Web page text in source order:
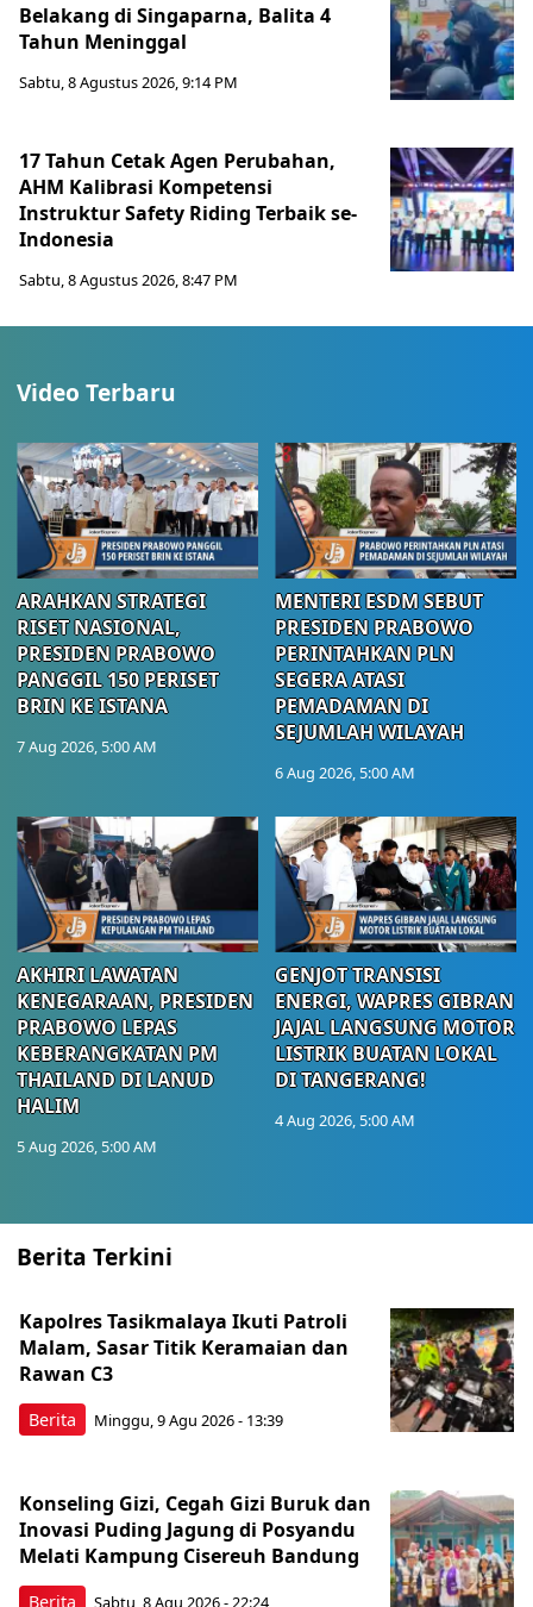
Belakang di Singaparna, Balita 4
Tahun Meninggal
Sabtu, 8 Agustus 2026, 9:14 PM
17 Tahun Cetak Agen Perubahan,
AHM Kalibrasi Kompetensi
Instruktur Safety Riding Terbaik se-
Indonesia
Sabtu, 8 Agustus 2026, 8:47 PM
Video Terbaru
ARAHKAN STRATEGI
RISET NASIONAL,
PRESIDEN PRABOWO
PANGGIL 150 PERISET
BRIN KE ISTANA
7 Aug 2026, 5:00 AM
MENTERI ESDM SEBUT
PRESIDEN PRABOWO
PERINTAHKAN PLN
SEGERA ATASI
PEMADAMAN DI
SEJUMLAH WILAYAH
6 Aug 2026, 5:00 AM
AKHIRI LAWATAN
KENEGARAAN, PRESIDEN
PRABOWO LEPAS
KEBERANGKATAN PM
THAILAND DI LANUD
HALIM
5 Aug 2026, 5:00 AM
GENJOT TRANSISI
ENERGI, WAPRES GIBRAN
JAJAL LANGSUNG MOTOR
LISTRIK BUATAN LOKAL
DI TANGERANG!
4 Aug 2026, 5:00 AM
Berita Terkini
Berita
Kapolres Tasikmalaya Ikuti Patroli
Malam, Sasar Titik Keramaian dan
Rawan C3
Minggu, 9 Agu 2026 - 13:39
Berita
Konseling Gizi, Cegah Gizi Buruk dan
Inovasi Puding Jagung di Posyandu
Melati Kampung Cisereuh Bandung